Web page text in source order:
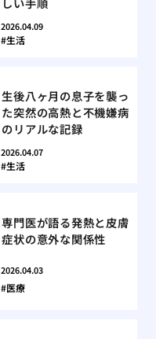
2026.04.09
生活
生後八ヶ月の息子を襲っ
た突然の高熱と不機嫌病
のリアルな記録
2026.04.07
生活
専門医が語る発熱と皮膚
症状の意外な関係性
2026.04.03
医療